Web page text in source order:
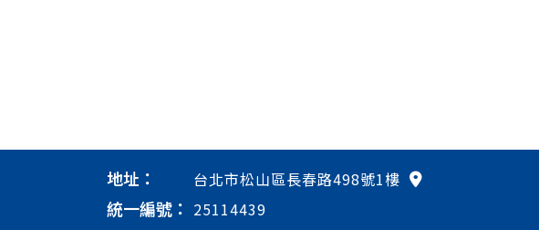
地址： 台北市松山區長春路498號1樓
統一編號： 25114439